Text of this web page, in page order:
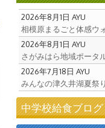
2026年8月1日 AYU
相模原まるごと体感ウ
2026年8月1日 AYU
さがみはら地域ポータ
2026年7月18日 AYU
みんなの津久井湖夏祭り
中学校給食ブログ